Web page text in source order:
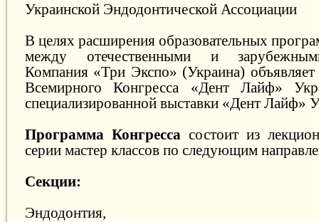
Украинской Эндодонтической Ассоциации
В целях расширения образовательных
между отечественными и
Компания «Три Экспо» (Украина)
Всемирного Конгресса «Дент Лайф»
специализированной выставки «Дент Лайф»
Программа Конгресса состоит из
серии мастер классов по следующим
Секции:
Эндодонтия,